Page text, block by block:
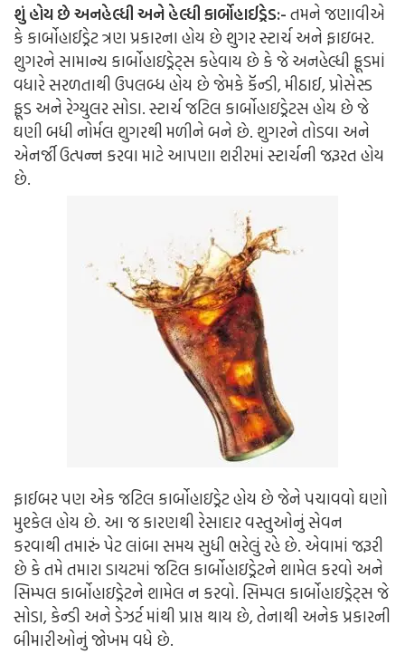
શું હોય છે અનહેલ્ધી અને હેલ્ધી કાર્બોહાઈડ્રેડ:-તમને જણાવીએ
કે કાર્બોહાઈડ્રેટ ત્રણ પ્રકારના હોય છે શુગર સ્ટાર્ચ અને ફાઇબર.
શુગરને સામાન્ય કાર્બોહાઇડ્રેટ્સ કહેવાય છે કે જે અનહેલ્ધી ફૂડમાં
વધારે સરળતાથી ઉપલબ્ધ હોય છે જેમકે કૅન્ડી, મીઠાઈ, પ્રોસેસ્ડ
ફૂડ અને રેગ્યુલર સોડા.સ્ટાર્ચ જટિલ કાર્બોહાઇડ્રેટસ હોય છે જે
ઘણી બધી નોર્મલ શુગરથી મળીને બને છે. શુગરને તોડવા અને
એનર્જી ઉત્પન્ન કરવા માટે આપણા શરીરમાં સ્ટાર્ચની જરૂરત હોય
છે.
ફાઈબર પણ એક જટિલ કાર્બોહાઇડ્રેટ હોય છે જેને પચાવવો ઘણો
મુશ્કેલ હોય છે. આ જ કારણથી રેસાદાર વસ્તુઓનું સેવન
કરવાથી તમારું પેટ લાંબા સમય સુધી ભરેલું રહે છે. એવામાં જરૂરી
છે કે તમે તમારા ડાયટમાં જટિલ કાર્બોહાઇડ્રેટને શામેલ કરવો અને
સિમ્પલ કાર્બોહાઇડ્રેટને શામેલ ન કરવો. સિમ્પલ કાર્બોહાઇડ્રેટ્સ જે
સોડા, કેન્ડી અને ડેઝર્ટ માંથી પ્રાપ્ત થાય છે, તેનાથી અનેક પ્રકારની
બીમારીઓનું જોખમ વધે છે.